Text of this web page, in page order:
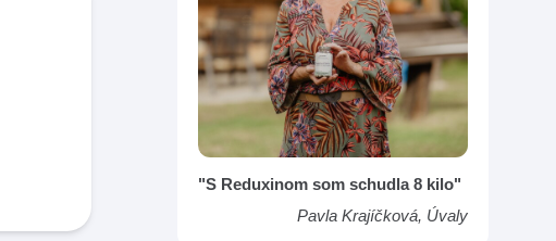
"S Reduxinom som schudla 8 kilo"
Pavla Krajíčková, Úvaly